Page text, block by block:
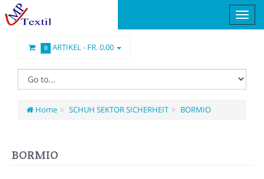
0 ARTIKEL - FR. 0.00
Home SCHUH SEKTOR SICHERHEIT BORMIO
BORMIO